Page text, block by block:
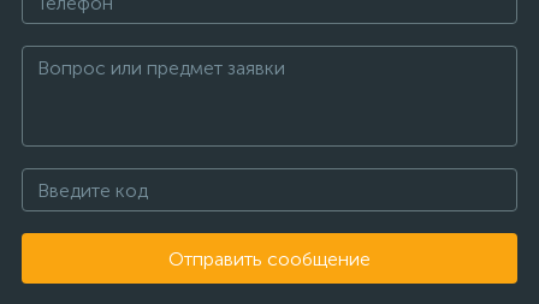
Отправить сообщение